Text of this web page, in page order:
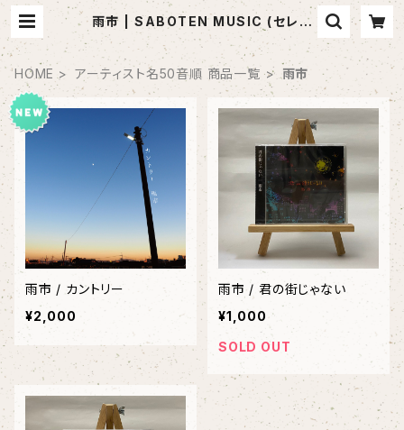
雨市 | SABOTEN MUSIC (セレク
トCDショップ)
HOME アーティスト名50音順 商品一覧 雨市
雨市 / カントリー
¥2,000
雨市 / 君の街じゃない
¥1,000
SOLD OUT